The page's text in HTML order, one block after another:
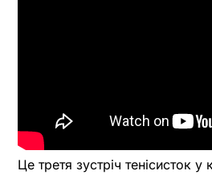
Це третя зустріч тенісисток у